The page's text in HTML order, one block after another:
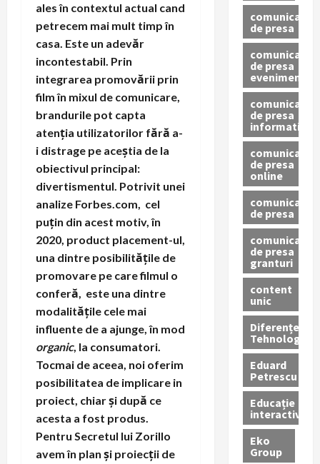
ales în contextul actual cand
petrecem mai mult timp în
casa. Este un adevăr
incontestabil. Prin
integrarea promovării prin
film în mixul de comunicare,
brandurile pot capta
atenția utilizatorilor fără a-
i distrage pe aceștia de la
obiectivul principal:
divertismentul. Potrivit unei
analize Forbes.com, cel
puțin din acest motiv, în
2020, product placement-ul,
una dintre posibilitățile de
promovare pe care filmul o
conferă, este una dintre
modalitățile cele mai
influente de a ajunge, în mod
organic, la consumatori.
Tocmai de aceea, noi oferim
posibilitatea de implicare in
proiect, chiar și după ce
acesta a fost produs.
Pentru Secretul lui Zorillo
avem în plan și proiecții de
comunicat
de presa
comunicat
de presa
eveniment
comunicat
de presa
informativ
comunicat
de presa
online
comunicate
de presa
comunicate
de presa
granturi
content
unic
Diferențe
Tehnologice
Eduard
Petrescu
Educație
interactivă
Eko
Group